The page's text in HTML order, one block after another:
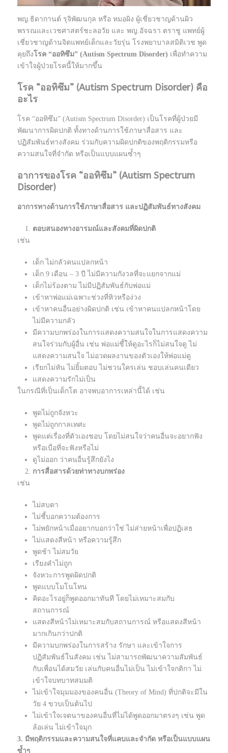
พญ.ธิดากานต์ รุจิพัฒนกุล หรือ หมอผิง ผู้เชี่ยวชาญด้านผิว
พรรณและเวชศาสตร์ชะลอวัย และ พญ.อัจฉรา ตราชู แพทย์ผู้
เชี่ยวชาญด้านจิตแพทย์เด็กและวัยรุ่น โรงพยาบาลสมิติเวช พูด
คุยถึง โรค “ออทิซึม” (Autism Spectrum Disorder) เพื่อทำความ
เข้าใจผู้ป่วยโรคนี้ให้มากขึ้น
โรค “ออทิซึม” (Autism Spectrum Disorder) คือ
อะไร
โรค “ออทิซึม” (Autism Spectrum Disorder) เป็นโรคที่ผู้ป่วยมี
พัฒนาการผิดปกติ ทั้งทางด้านการใช้ภาษาสื่อสาร และ
ปฏิสัมพันธ์ทางสังคม ร่วมกับความผิดปกติของพฤติกรรมหรือ
ความสนใจที่จำกัด หรือเป็นแบบแผนซ้ำๆ
อาการของโรค “ออทิซึม” (Autism Spectrum
Disorder)
อาการทางด้านการใช้ภาษาสื่อสาร และปฏิสัมพันธ์ทางสังคม
ตอบสนองทางอารมณ์และสังคมที่ผิดปกติ
เช่น
เด็ก ไม่กลัวคนแปลกหน้า
เด็ก 9 เดือน – 3 ปี ไม่มีความกังวลที่จะแยกจากแม่
เด็กไม่ร้องตาม ไม่มีปฏิสัมพันธ์กับพ่อแม่
เข้าหาพ่อแม่เฉพาะช่วงที่หิวหรือง่วง
เข้าหาคนอื่นอย่างผิดปกติ เช่น เข้าหาคนแปลกหน้าโดย
ไม่มีความกลัว
มีความบกพร่องในการแสดงความสนใจในการแสดงความ
สนใจร่วมกับผู้อื่น เช่น พ่อแม่ชี้ให้ดูอะไรก็ไม่สนใจดู ไม่
แสดงความสนใจ ไม่อวดผลงานของตัวเองให้พ่อแม่ดู
เรียกไม่หัน ไม่ยิ้มตอบ ไม่ชวนใครเล่น ชอบเล่นคนเดียว
แสดงความรักไม่เป็น
ในกรณีที่เป็นเด็กโต อาจพบอาการเหล่านี้ได้ เช่น
พูดไม่ถูกจังหวะ
พูดไม่ถูกกาลเทศะ
พูดแต่เรื่องที่ตัวเองชอบ โดยไม่สนใจว่าคนอื่นจะอยากฟัง
หรือเบื่อที่จะฟังหรือไม่
ดูไม่ออก ว่าคนอื่นรู้สึกยังไง
การสื่อสารด้วยท่าทางบกพร่อง
เช่น
ไม่สบตา
ไม่ชี้บอกความต้องการ
ไม่พยักหน้าเมื่ออยากบอกว่าใช่ ไม่ส่ายหน้าเพื่อปฏิเสธ
ไม่แสดงสีหน้า หรือความรู้สึก
พูดช้า ไม่สมวัย
เรียงคำไม่ถูก
จังหวะการพูดผิดปกติ
พูดแบบโมโนโทน
คิดอะไรอยู่ก็พูดออกมาทันที โดยไม่เหมาะสมกับ
สถานการณ์
แสดงสีหน้าไม่เหมาะสมกับสถานการณ์ หรือแสดงสีหน้า
มากเกินกว่าปกติ
มีความบกพร่องในการสร้าง รักษา และเข้าใจการ
ปฏิสัมพันธ์ในสังคม เช่น ไม่สามารถพัฒนาความสัมพันธ์
กับเพื่อนได้สมวัย เล่นกับคนอื่นไม่เป็น ไม่เข้าใจกติกา ไม่
เข้าใจบทบาทสมมติ
ไม่เข้าใจมุมมองของคนอื่น (Theory of Mind) ที่ปกติจะมีใน
วัย 4 ขวบเป็นต้นไป
ไม่เข้าใจเจตนาของคนอื่นที่ไม่ได้พูดออกมาตรงๆ เช่น พูด
ล้อเล่น ไม่เข้าใจมุก
3. มีพฤติกรรมและความสนใจที่แคบและจำกัด หรือเป็นแบบแผน
ซ้ำๆ